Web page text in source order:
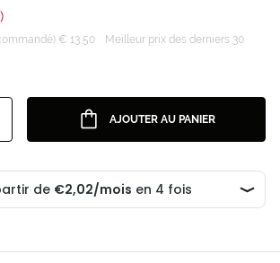
€ 13,50
Meilleur prix des derniers 30
AJOUTER AU PANIER